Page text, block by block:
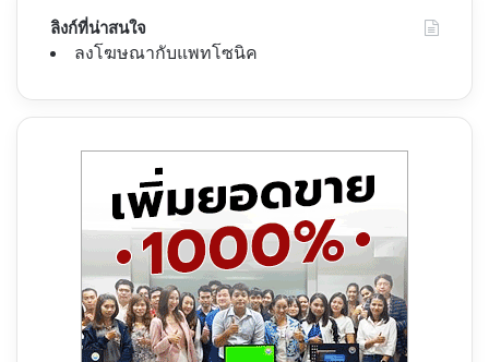
ลิงก์ที่น่าสนใจ
ลงโฆษณากับแพทโซนิค